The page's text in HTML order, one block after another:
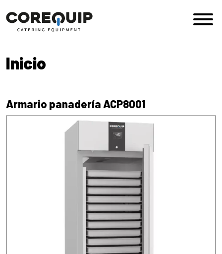
Navegación principal
Inicio
Armario panadería ACP8001